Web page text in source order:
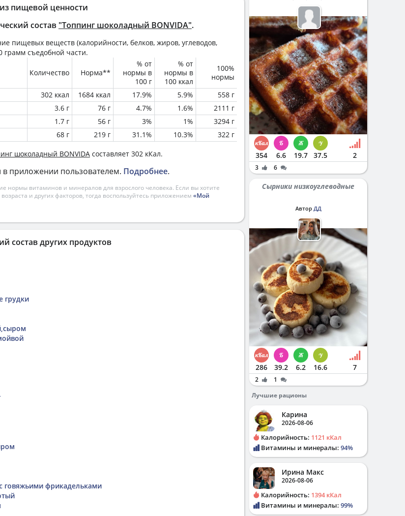
пищевой ценности
состав "Топпинг шоколадный BONVIDA".
пищевых веществ (калорийности, белков, жиров, углеводов,
грамм съедобной части.
Количество Норма**
% от
нормы в
100 г
% от
нормы в
100 ккал
100%
нормы
302 ккал 1684 ккал 17.9% 5.9%
558 г
3.6 г 76 г 4.7% 1.6%
2111 г
1.7 г 56 г 3% 1%
3294 г
68 г 219 г 31.1% 10.3% 322 г
шоколадный BONVIDA составляет 302 кКал.
приложении пользователем. Подробнее.
нормы витаминов и минералов для взрослого человека. Если вы хотите
и других факторов, тогда воспользуйтесь приложением «Мой
состав других продуктов
грудки
говяжьими фрикадельками
354 6.6 19.7 37.5 2
3 6
Сырники низкоуглеводные
Автор ДД
286 39.2 6.2 16.6 7
2
1
Лучшие рационы
Карина
2026-08-06
Калорийность: 1121 кКал
Витамины и минералы: 94%
Ирина Макс
2026-08-06
Калорийность: 1394 кКал
Витамины и минералы: 99%